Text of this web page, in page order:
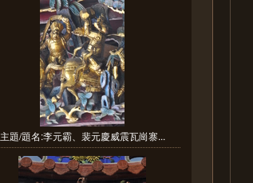
主題/題名:李元霸、裴元慶威震瓦崗寨...